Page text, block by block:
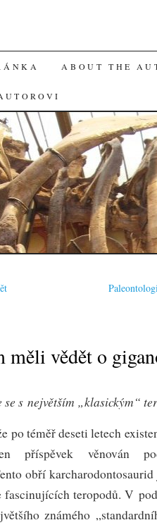
ABOUT THE
měli vědět o
se s největším „klasickým“
po téměř deseti letech
příspěvek věnován
obří
teropodů. V
známého